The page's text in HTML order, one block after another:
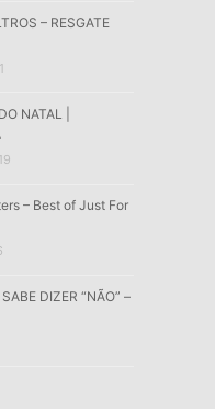
– RESGATE
NATAL |
– Best of Just For
DIZER “NÃO” –